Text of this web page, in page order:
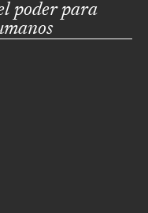
poder para